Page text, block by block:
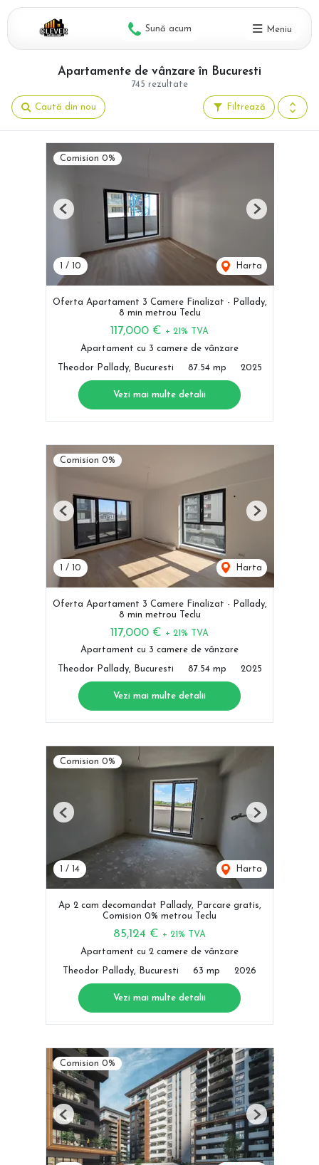
Sună acum Meniu
745 rezultate
Apartamente de vânzare în Bucuresti
Filtrează
Caută din nou
Comision 0%
1 / 10 Harta
Previous Next
Oferta Apartament 3 Camere Finalizat - Pallady,
8 min metrou Teclu
117,000 € + 21% TVA
Apartament cu 3 camere de vânzare
Theodor Pallady, Bucuresti 87.54 mp 2025
Vezi mai multe detalii
Comision 0%
1 / 10 Harta
Previous Next
Oferta Apartament 3 Camere Finalizat - Pallady,
8 min metrou Teclu
117,000 € + 21% TVA
Apartament cu 3 camere de vânzare
Theodor Pallady, Bucuresti 87.54 mp 2025
Vezi mai multe detalii
Comision 0%
/ 14 Harta
Previous Next
Ap 2 cam decomandat Pallady, Parcare gratis,
Comision 0% metrou Teclu
85,124 € + 21% TVA
Apartament cu 2 camere de vânzare
Theodor Pallady, Bucuresti 63 mp 2026
Vezi mai multe detalii
Comision 0%
Previous Next